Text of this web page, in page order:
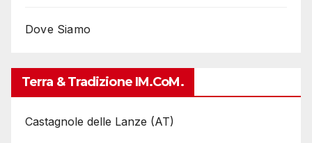
Dove Siamo
Terra & Tradizione IM.coM.
Castagnole delle Lanze (AT)